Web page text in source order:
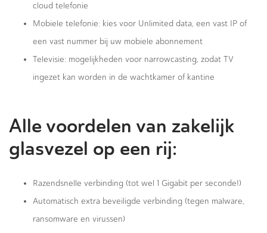
cloud telefonie
Mobiele telefonie: kies voor Unlimited data, een vast IP of
een vast nummer bij uw mobiele abonnement
Televisie: mogelijkheden voor narrowcasting, zodat TV
ingezet kan worden in de wachtkamer of kantine
Alle voordelen van zakelijk
glasvezel op een rij:
Razendsnelle verbinding (tot wel 1 Gigabit per seconde!)
Automatisch extra beveiligde verbinding (tegen malware,
ransomware en virussen)